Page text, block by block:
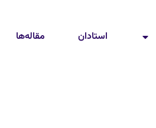
استادان مقاله‌ها